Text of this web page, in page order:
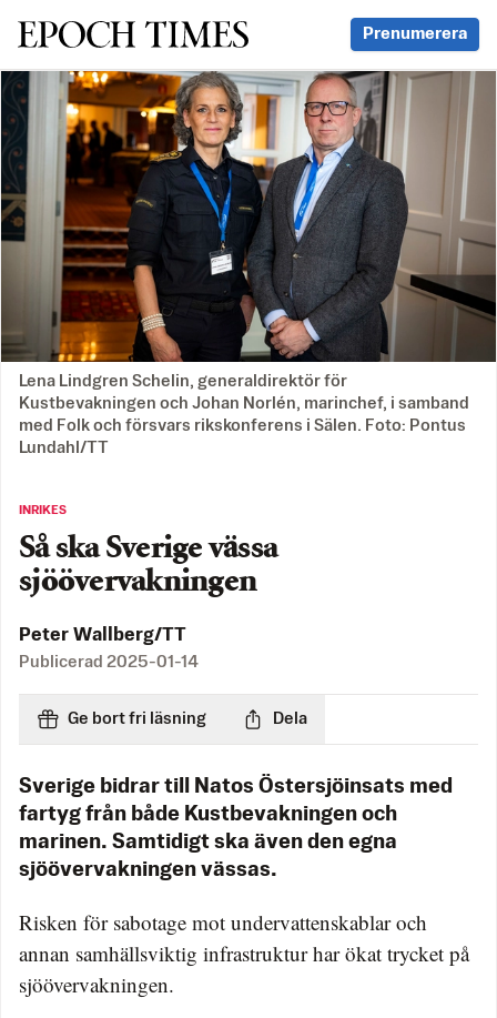
Svenska Epoch Times Prenumerera
Lena Lindgren Schelin, generaldirektör för
Kustbevakningen och Johan Norlén, marinchef, i samband
med Folk och försvars rikskonferens i Sälen. Foto: Pontus
Lundahl/TT
INRIKES
Så ska Sverige vässa
sjöövervakningen
Peter Wallberg/TT
Publicerad 2025-01-14
Ge bort fri läsning Dela
Sverige bidrar till Natos Östersjöinsats med
fartyg från både Kustbevakningen och
marinen. Samtidigt ska även den egna
sjöövervakningen vässas.
Risken för sabotage mot undervattenskablar och
annan samhällsviktig infrastruktur har ökat trycket på
sjöövervakningen.